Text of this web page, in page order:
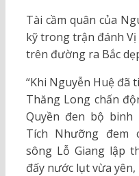
Tài cầm quân của
kỹ trong trận đánh
trên đường ra Bắc
“Khi Nguyễn Huệ đã
Thăng Long chấn
Quyền đen bộ binh
Tích Nhưỡng đem
sông Lỗ Giang lập
đấy nước lụt vừa